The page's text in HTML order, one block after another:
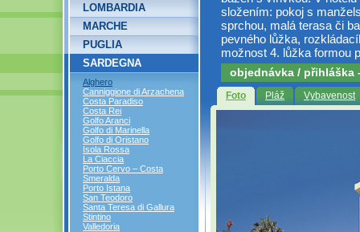
složením: pokoj s
sprchou, malá terasa či
pevného lůžka,
možnost 4. lůžka formou
objednávka / přihláška
Foto Pláž Vybavenost
LOMBARDIA
MARCHE
PUGLIA
SARDEGNA
Alghero
Canniggione di Arzachena
Costa Paradiso
Costa Rei
Golfo Aranci
Golfo di Marinella
Golfo di Oristano
Isola Rossa
La Ciaccia
Porto Cervo – Costa
Smeralda
Porto Istana
San Teodoro
Santa Teresa di Gallura
Stintino
Valledoria